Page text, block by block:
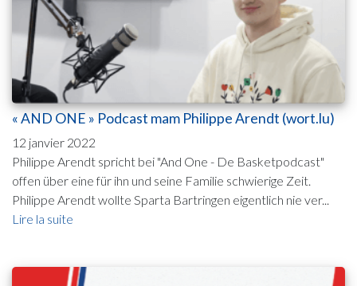
« AND ONE » Podcast mam Philippe Arendt (wort.lu)
12 janvier 2022
Philippe Arendt spricht bei "And One - De Basketpodcast"
offen über eine für ihn und seine Familie schwierige Zeit.
Philippe Arendt wollte Sparta Bartringen eigentlich nie ver...
Lire la suite